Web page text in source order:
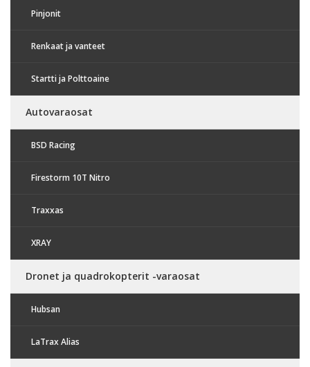
Pinjonit
Renkaat ja vanteet
Startti ja Polttoaine
Autovaraosat
BSD Racing
Firestorm 10T Nitro
Traxxas
XRAY
Dronet ja quadrokopterit -varaosat
Hubsan
LaTrax Alias